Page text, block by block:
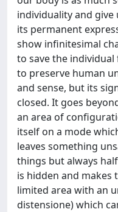
individuality and give
its permanent
show infinitesimal
to save the
to preserve human
and sense, but its
closed. It goes
an area of
itself on a mode
leaves something
things but always
is hidden and makes
limited area with an
distensione) which